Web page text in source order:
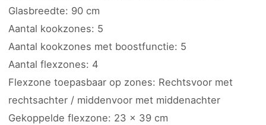
Glasbreedte: 90 cm
Aantal kookzones: 5
Aantal kookzones met boostfunctie: 5
Aantal flexzones: 4
Flexzone toepasbaar op zones: Rechtsvoor met
rechtsachter / middenvoor met middenachter
Gekoppelde flexzone: 23 x 39 cm